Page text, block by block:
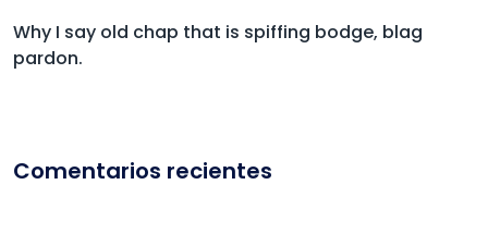
Why I say old chap that is spiffing bodge, blag
pardon.
Comentarios recientes